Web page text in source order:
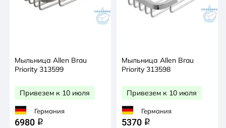
Мыльница Allen Brau
Priority 313599
Привезем к 10 июля
Германия
6980 q
Мыльница Allen Brau
Priority 313598
Привезем к 10 июля
Германия
5370 q